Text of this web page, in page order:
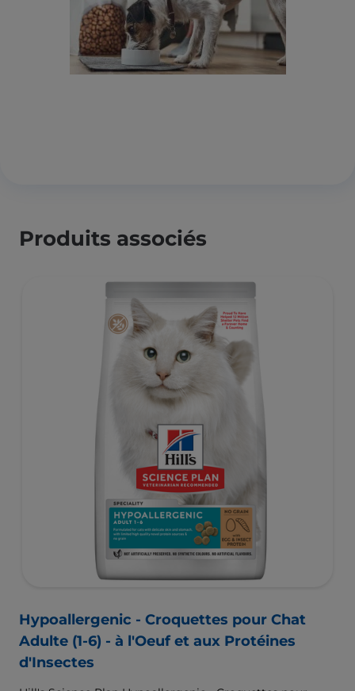
Produits associés
Hypoallergenic - Croquettes pour Chat
Adulte (1-6) - à l'Oeuf et aux Protéines
d'Insectes